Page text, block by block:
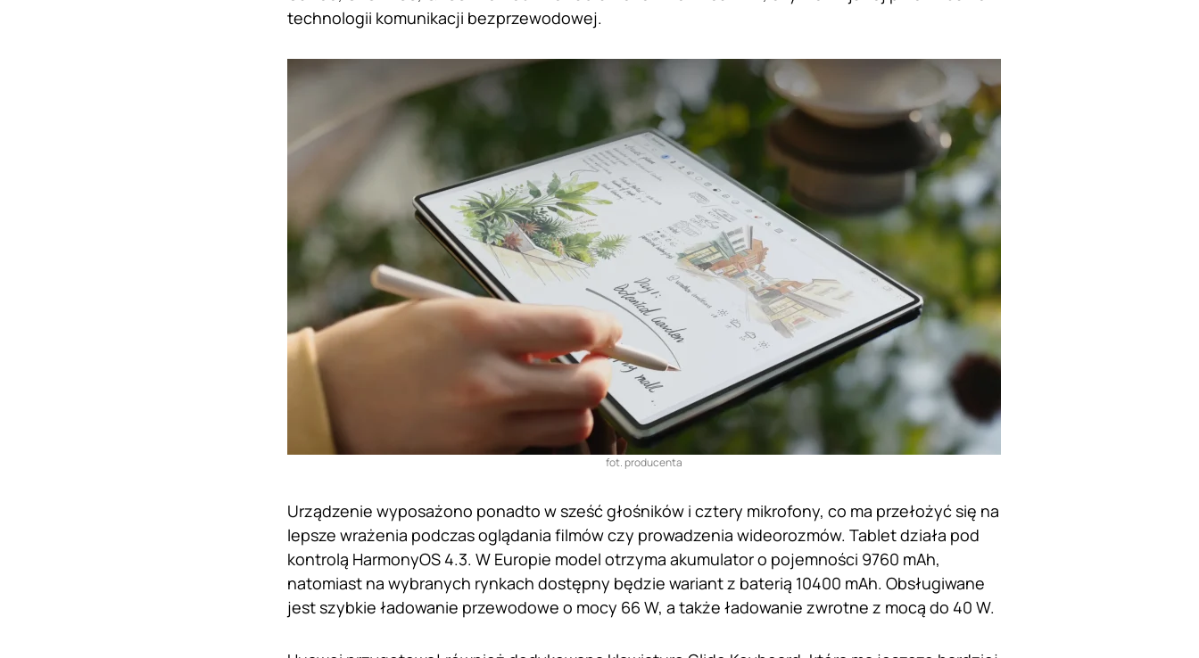
technologii komunikacji bezprzewodowej.
fot. producenta
Urządzenie wyposażono ponadto w sześć głośników i cztery mikrofony, co ma przełożyć się na
lepsze wrażenia podczas oglądania filmów czy prowadzenia wideorozmów. Tablet działa pod
kontrolą HarmonyOS 4.3. W Europie model otrzyma akumulator o pojemności 9760 mAh,
natomiast na wybranych rynkach dostępny będzie wariant z baterią 10400 mAh. Obsługiwane
jest szybkie ładowanie przewodowe o mocy 66 W, a także ładowanie zwrotne z mocą do 40 W.